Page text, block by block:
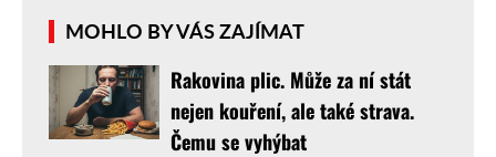
MOHLO BY VÁS ZAJÍMAT
Rakovina plic. Může za ní stát
nejen kouření, ale také strava.
Čemu se vyhýbat